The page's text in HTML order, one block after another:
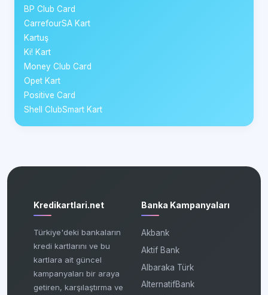
BP Club Card
CarrefourSA Kart
Kartuş
Ki! Kart
Money Club Card
Opet Kart
Positive Card
Shell ClubSmart Kart
Kredikartlari.net
Türkiye'deki bankaların
kredi kartlarını ve bu
kartlara ait güncel
kampanyaları bir araya
getiren, karşılaştırma ve
Banka Kampanyaları
Akbank
Aktif Bank
Albaraka Türk
AlternatifBank